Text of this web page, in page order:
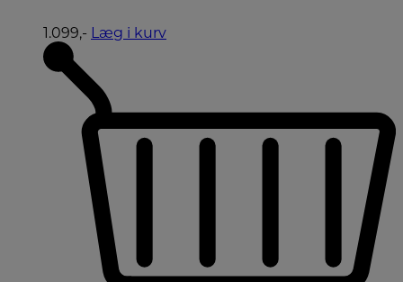
1.099,- Læg i kurv